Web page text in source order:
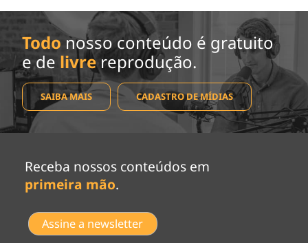
Todo nosso conteúdo é gratuito
e de livrereprodução.
SAIBA MAIS CADASTRO DE MÍDIAS
Receba nossos conteúdos em
primeira mão.
Assine a newsletter